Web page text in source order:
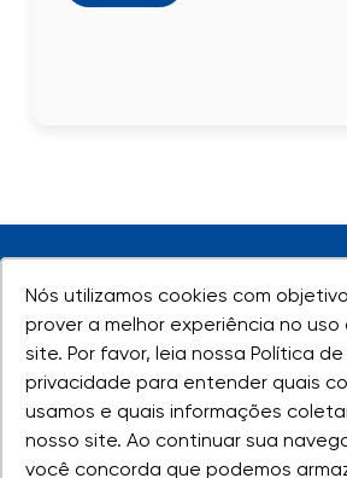
Nós utilizamos cookies com
prover a melhor experiência no uso
site. Por favor, leia nossa Política de
privacidade para entender quais
usamos e quais informações
nosso site. Ao continuar sua
você concorda que podemos
Nós utilizamos cookies com
prover a melhor experiência no uso
site. Por favor, leia nossa Política de
privacidade para entender quais
usamos e quais informações
nosso site. Ao continuar sua
você concorda que podemos
UNIVAP - Todos os direitos
AV. SHISHIMA HIFUMI, 2911 - URBANOVA - SÃO JOSÉ